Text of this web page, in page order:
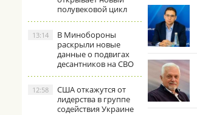
полувековой цикл
В Минобороны
раскрыли новые
данные о подвигах
десантников на СВО
13:14
США откажутся от
лидерства в группе
содействия Украине
12:58